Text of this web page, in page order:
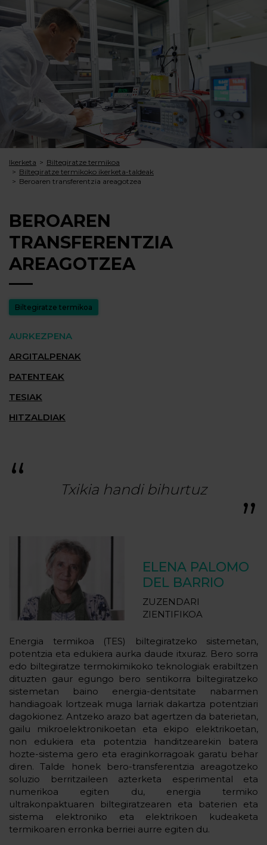
Ikerketa
Biltegiratze termikoa
Biltegiratze termikoko ikerketa-taldeak
Beroaren transferentzia areagotzea
BEROAREN
TRANSFERENTZIA
AREAGOTZEA
Biltegiratze termikoa
AURKEZPENA
ARGITALPENAK
PATENTEAK
TESIAK
HITZALDIAK
Txikia handi bihurtuz
ELENA PALOMO
DEL BARRIO
ZUZENDARI
ZIENTIFIKOA
Energia termikoa (TES) biltegiratzeko sistemetan,
potentzia eta edukiera aurka daude itxuraz. Bero sorra
edo biltegiratze termokimikoko teknologiak erabiltzen
dituzten gaur egungo bero sentikorra biltegiratzeko
sistemetan baino energia-dentsitate nabarmen
handiagoak lortzeak muga larriak dakartza potentziari
dagokionez. Antzeko arazo bat agertzen da baterietan,
gailu mikroelektronikoetan eta ekipo elektrikoetan,
non edukiera eta potentzia handitzearekin batera
hozte-sistema gero eta eraginkorragoak garatu behar
diren. Talde honek bero-transferentzia areagotzeko
soluzio berritzaileen azterketa esperimental eta
numerikoa egiten du, energia termiko
ultrakonpaktuaren biltegiratzearen eta baterien eta
sistema elektroniko eta elektrikoen kudeaketa
termikoaren erronka berriei aurre egiten du.